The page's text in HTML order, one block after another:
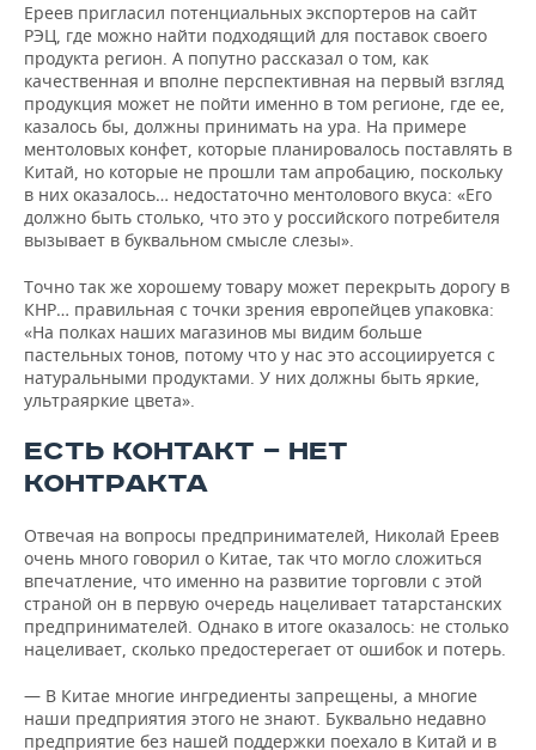
Ереев пригласил потенциальных экспортеров на сайт
РЭЦ, где можно найти подходящий для поставок своего
продукта регион. А попутно рассказал о том, как
качественная и вполне перспективная на первый взгляд
продукция может не пойти именно в том регионе, где ее,
казалось бы, должны принимать на ура. На примере
ментоловых конфет, которые планировалось поставлять в
Китай, но которые не прошли там апробацию, поскольку
в них оказалось… недостаточно ментолового вкуса: «Его
должно быть столько, что это у российского потребителя
вызывает в буквальном смысле слезы».
Точно так же хорошему товару может перекрыть дорогу в
КНР… правильная с точки зрения европейцев упаковка:
«На полках наших магазинов мы видим больше
пастельных тонов, потому что у нас это ассоциируется с
натуральными продуктами. У них должны быть яркие,
ультраяркие цвета».
ЕСТЬ КОНТАКТ — НЕТ
КОНТРАКТА
Отвечая на вопросы предпринимателей, Николай Ереев
очень много говорил о Китае, так что могло сложиться
впечатление, что именно на развитие торговли с этой
страной он в первую очередь нацеливает татарстанских
предпринимателей. Однако в итоге оказалось: не столько
нацеливает, сколько предостерегает от ошибок и потерь.
— В Китае многие ингредиенты запрещены, а многие
наши предприятия этого не знают. Буквально недавно
предприятие без нашей поддержки поехало в Китай и в